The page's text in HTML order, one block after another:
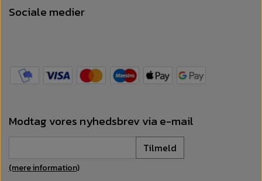
Sociale medier
Modtag vores nyhedsbrev via e-mail
Tilmeld
(mere information)